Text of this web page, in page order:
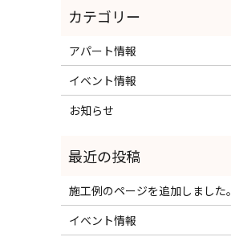
アパート情報
イベント情報
お知らせ
施工例のページを追加しました。
イベント情報